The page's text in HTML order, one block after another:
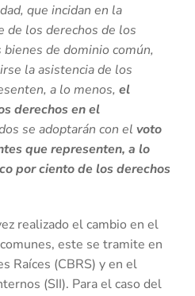
que incidan en la
de los derechos de los
de dominio común,
la asistencia de los
a lo menos, el
derechos en el
se adoptarán con el voto
que representen, a lo
por ciento de los derechos
realizado el cambio en el
este se tramite en
Raíces (CBRS) y en el
(SII). Para el caso del